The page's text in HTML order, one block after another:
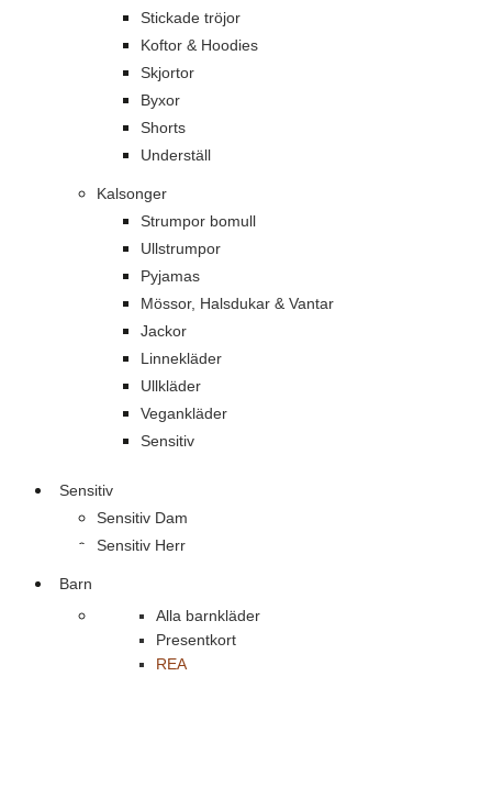
Stickade tröjor
Koftor & Hoodies
Skjortor
Byxor
Shorts
Underställ
Kalsonger
Strumpor bomull
Ullstrumpor
Pyjamas
Mössor, Halsdukar & Vantar
Jackor
Linnekläder
Ullkläder
Vegankläder
Sensitiv
Sensitiv
Sensitiv Dam
Sensitiv Herr
Barn
Alla barnkläder
Presentkort
REA